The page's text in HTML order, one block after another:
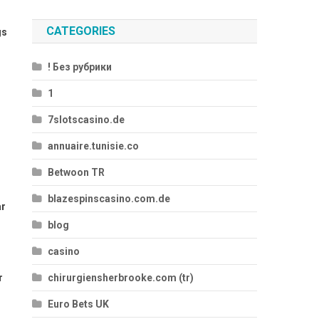
CATEGORIES
! Без рубрики
1
7slotscasino.de
annuaire.tunisie.co
Betwoon TR
blazespinscasino.com.de
blog
casino
chirurgiensherbrooke.com (tr)
Euro Bets UK